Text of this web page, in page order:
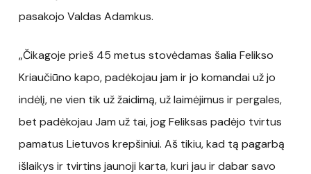
pasakojo Valdas Adamkus.
„Čikagoje prieš 45 metus stovėdamas šalia Felikso
Kriaučiūno kapo, padėkojau jam ir jo komandai už jo
indėlį, ne vien tik už žaidimą, už laimėjimus ir pergales,
bet padėkojau Jam už tai, jog Feliksas padėjo tvirtus
pamatus Lietuvos krepšiniui. Aš tikiu, kad tą pagarbą
išlaikys ir tvirtins jaunoji karta, kuri jau ir dabar savo